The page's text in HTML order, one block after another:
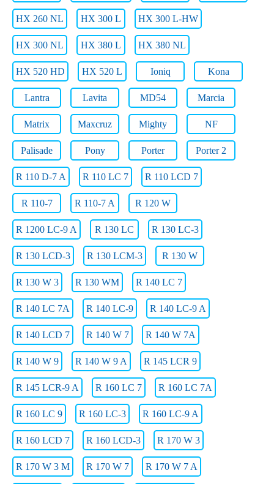
HX 260 NL HX 300 L HX 300 L-HW
HX 300 NL HX 380 L HX 380 NL
HX 520 HD HX 520 L Ioniq Kona
Lantra Lavita MD54 Marcia
Matrix Maxcruz Mighty NF
Palisade Pony Porter Porter 2
R 110 D-7 A R 110 LC 7 R 110 LCD 7
R 110-7 R 110-7 A R 120 W
R 1200 LC-9 A R 130 LC R 130 LC-3
R 130 LCD-3 R 130 LCM-3 R 130 W
R 130 W 3 R 130 WM R 140 LC 7
R 140 LC 7A R 140 LC-9 R 140 LC-9 A
R 140 LCD 7 R 140 W 7 R 140 W 7A
R 140 W 9 R 140 W 9 A R 145 LCR 9
R 145 LCR-9 A R 160 LC 7 R 160 LC 7A
R 160 LC 9 R 160 LC-3 R 160 LC-9 A
R 160 LCD 7 R 160 LCD-3 R 170 W 3
R 170 W 3 M R 170 W 7 R 170 W 7 A